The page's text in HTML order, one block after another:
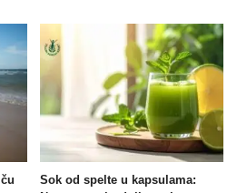
Sok od spelte u kapsulama: